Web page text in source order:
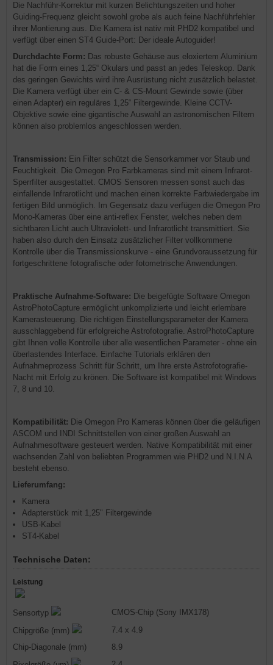
Die Nachführ-Korrektur mit kurzen Belichtungszeiten und hoher
Guiding-Frequenz gleicht sowohl grobe als auch feine Nachführfehler
ihrer Montierung aus. Die Kamera ist nativ mit PHD2 kompatibel und
verfügt über einen ST4 Guide-Port: Der ideale Autoguider!
Durchdachte Form: Das robuste Gehäuse aus eloxiertem Aluminium
hat die Form eines 1,25“ Okulars und passt an jedes Teleskop. Dank
des geringen Gewichts wird ihre Ausrüstung nicht zusätzlich belastet.
Die Kamera verfügt über ein C- & CS-Mount Gewinde sowie (über
einen Adapter) ein reguläres 1,25“ Filtergewinde. Kleine CCTV-
Objektive sowie eine gigantische Auswahl an astronomischen Filtern
können also problemlos angeschlossen werden.
Transmission: Ein Filter schützt die Sensorkammer vor Staub und
Feuchtigkeit. Die Omegon Pro Farbkameras sind mit einem Infrarot-
Sperrfilter ausgestattet. CMOS Sensoren messen sonst auch das
einfallende Infrarotlicht und machen einen korrekte Farbwiedergabe im
fertigen Bild unmöglich. Im Gegensatz dazu verfügen die Omegon Pro
Mono-Kameras über eine anti-reflex Fenster, welches neben dem
sichtbaren Licht auch Ultraviolett- und Infrarotlicht transmittiert. Sie
haben also durch den Einsatz zusätzlicher Filter vollkommene
Kontrolle über die Transmissionskurve - eine Grundvoraussetzung für
fortgeschrittene fotografische oder fotometrische Anwendungen.
Praktische Aufnahme-Software: Die beigefügte Software Omegon
AstroPhotoCapture ermöglicht unkomplizierte und leicht erlernbare
Kamerasteuerung. Die richtigen Einstellungsparameter der Kamera
ausschlaggebend für erfolgreiche Astrofotografie. AstroPhotoCapture
gibt Ihnen volle Kontrolle über alle wesentlichen Parameter - ohne ein
überlastendes Interface. Einfache Tutorials erklären den
Aufnahmeprozess Schritt für Schritt, um Ihre erste Astrofotografie-
Nacht mit Erfolg zu krönen. Die Software ist kompatibel mit Windows
7, 8 und 10.
Kompatibilität: Die Omegon Pro Kameras können über die geläufigen
ASCOM und INDI Schnittstellen von einer großen Auswahl an
Aufnahmesoftware gesteuert werden. Native Kompatibilität mit einer
wachsenden Zahl von beliebten Programmen wie PHD2 und N.I.N.A
besteht ebenso.
Lieferumfang:
Kamera
Adapterstück mit 1,25" Filtergewinde
USB-Kabel
ST4-Kabel
Technische Daten:
Leistung
Sensortyp
CMOS-Chip (Sony IMX178)
Chipgröße (mm)
7.4 x 4.9
Chip-Diagonale (mm)
8.9